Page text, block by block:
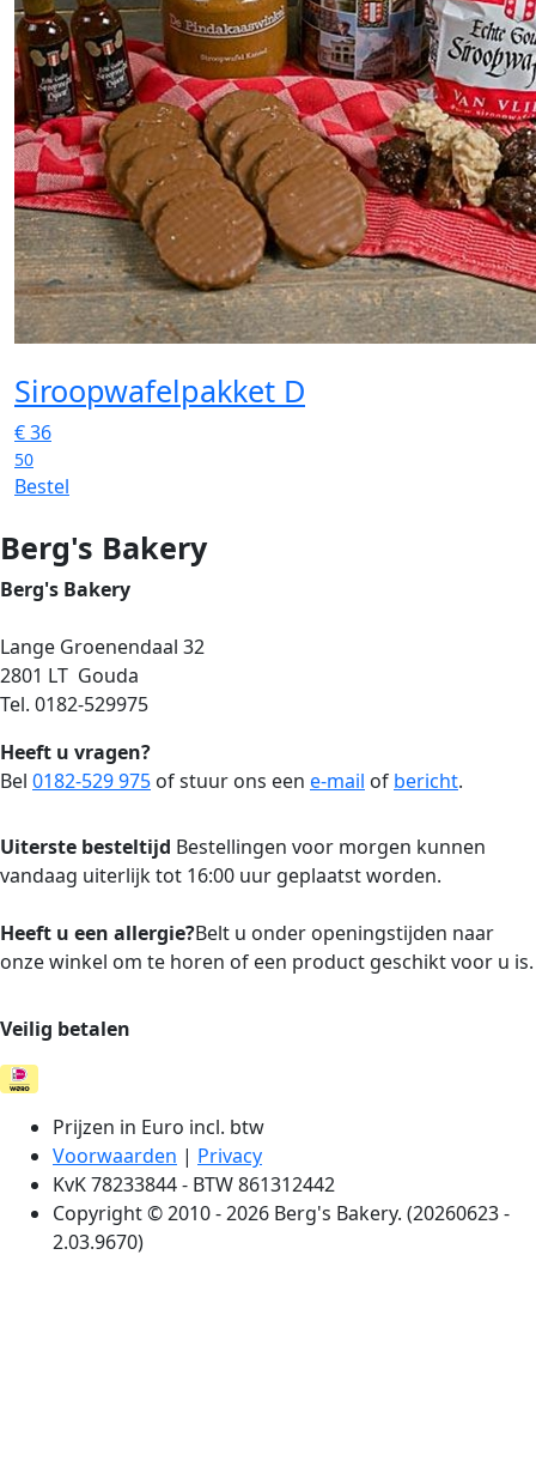
Siroopwafelpakket D
€36
50
Bestel
Berg's Bakery
Berg's Bakery
Lange Groenendaal 32
2801 LT Gouda
Tel. 0182-529975
Heeft u vragen?
Bel 0182-529 975 of stuur ons een e-mail of bericht.
Uiterste besteltijd Bestellingen voor morgen kunnen
vandaag uiterlijk tot 16:00 uur geplaatst worden.
Heeft u een allergie?Belt u onder openingstijden naar
onze winkel om te horen of een product geschikt voor u is.
Veilig betalen
Prijzen in Euro incl. btw
Voorwaarden | Privacy
KvK 78233844 - BTW 861312442
Copyright © 2010 - 2026 Berg's Bakery. (20260623 -
2.03.9670)